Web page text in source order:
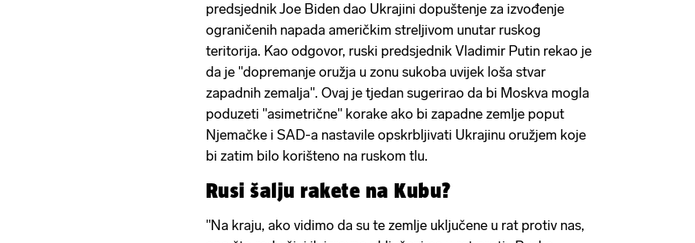
predsjednik Joe Biden dao Ukrajini dopuštenje za izvođenje
ograničenih napada američkim streljivom unutar ruskog
teritorija. Kao odgovor, ruski predsjednik Vladimir Putin rekao je
da je "dopremanje oružja u zonu sukoba uvijek loša stvar
zapadnih zemalja". Ovaj je tjedan sugerirao da bi Moskva mogla
poduzeti "asimetrične" korake ako bi zapadne zemlje poput
Njemačke i SAD-a nastavile opskrbljivati Ukrajinu oružjem koje
bi zatim bilo korišteno na ruskom tlu.
Rusi šalju rakete na Kubu?
"Na kraju, ako vidimo da su te zemlje uključene u rat protiv nas,